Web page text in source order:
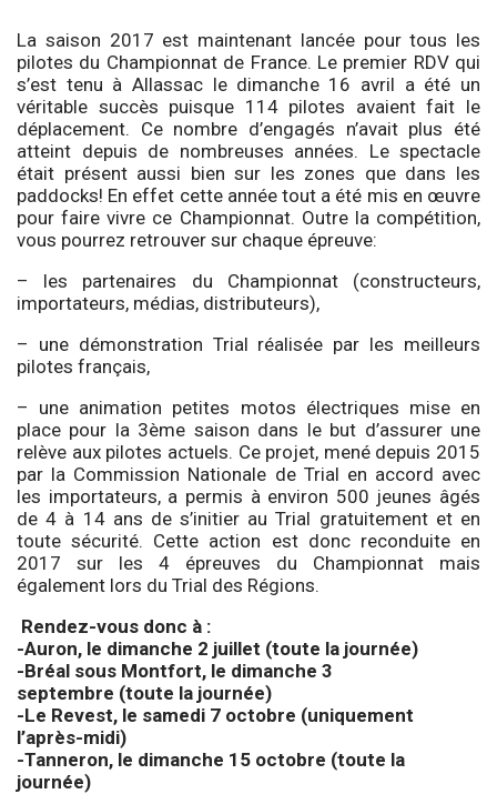
La saison 2017 est maintenant lancée pour tous les
pilotes du Championnat de France. Le premier RDV qui
s’est tenu à Allassac le dimanche 16 avril a été un
véritable succès puisque 114 pilotes avaient fait le
déplacement. Ce nombre d’engagés n’avait plus été
atteint depuis de nombreuses années. Le spectacle
était présent aussi bien sur les zones que dans les
paddocks! En effet cette année tout a été mis en œuvre
pour faire vivre ce Championnat. Outre la compétition,
vous pourrez retrouver sur chaque épreuve:
– les partenaires du Championnat (constructeurs,
importateurs, médias, distributeurs),
– une démonstration Trial réalisée par les meilleurs
pilotes français,
– une animation petites motos électriques mise en
place pour la 3ème saison dans le but d’assurer une
relève aux pilotes actuels. Ce projet, mené depuis 2015
par la Commission Nationale de Trial en accord avec
les importateurs, a permis à environ 500 jeunes âgés
de 4 à 14 ans de s’initier au Trial gratuitement et en
toute sécurité. Cette action est donc reconduite en
2017 sur les 4 épreuves du Championnat mais
également lors du Trial des Régions.
Rendez-vous donc à :
-Auron, le dimanche 2 juillet (toute la journée)
-Bréal sous Montfort, le dimanche 3
septembre (toute la journée)
-Le Revest, le samedi 7 octobre (uniquement
l’après-midi)
-Tanneron, le dimanche 15 octobre (toute la
journée)